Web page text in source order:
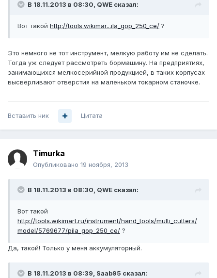
В 18.11.2013 в 08:30, QWE сказал:
Вот такой http://tools.wikimar...ila_gop_250_ce/ ?
Это немного не тот инструмент, мелкую работу им не сделать.
Тогда уж следует рассмотреть бормашину. На предприятиях,
занимающихся мелкосерийной продукцией, в таких корпусах
высверливают отверстия на маленьком токарном станочке.
Вставить ник Цитата
Timurka
Опубликовано 19 ноября, 2013
В 18.11.2013 в 08:30, QWE сказал:
Вот такой
http://tools.wikimart.ru/instrument/hand_tools/multi_cutters/
model/5769677/pila_gop_250_ce/ ?
Да, такой! Только у меня аккумуляторный.
В 18.11.2013 в 08:39, Saab95 сказал: